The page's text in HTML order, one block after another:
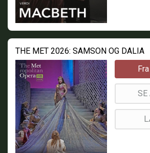
THE MET 2026: SAMSON OG DALIA
SE